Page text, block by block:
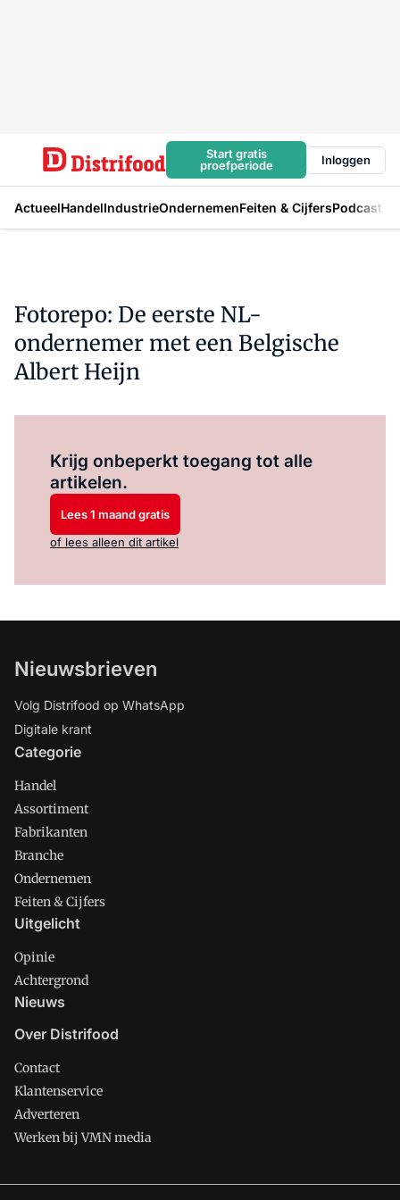
Start gratis
proefperiode
Inloggen
ActueelHandelIndustrieOndernemenFeiten & CijfersPodcast
Fotorepo: De eerste NL-
ondernemer met een Belgische
Albert Heijn
Krijg onbeperkt toegang tot alle
artikelen.
Lees 1 maand gratis
of lees alleen dit artikel
Nieuwsbrieven
Volg Distrifood op WhatsApp
Digitale krant
Categorie
Handel
Assortiment
Fabrikanten
Branche
Ondernemen
Feiten & Cijfers
Uitgelicht
Opinie
Achtergrond
Nieuws
Over Distrifood
Contact
Klantenservice
Adverteren
Werken bij VMN media